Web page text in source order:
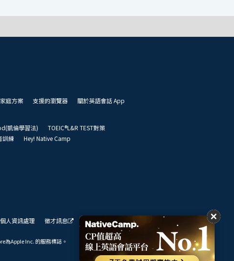
庭方案 支援的瀏覽器 關於英語會話 App
凱倫學習法)
TOEIC®L&R TEST對策
訓練 Hey! Native Camp
人資訊處理 徵才訊息 我們的展望
為Apple Inc. 的服務標誌。